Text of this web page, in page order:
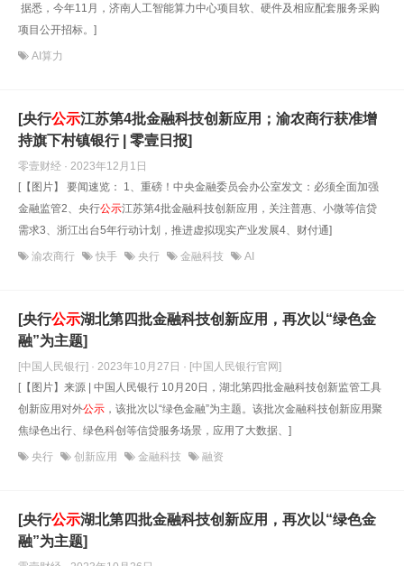
据悉，今年11月，济南人工智能算力中心项目软、硬件及相应配套服务采购
项目公开招标。]
AI算力
[央行公示江苏第4批金融科技创新应用；渝农商行获准增
持旗下村镇银行 | 零壹日报]
零壹财经 · 2023年12月1日
[【图片】 要闻速览： 1、重磅！中央金融委员会办公室发文：必须全面加强
金融监管2、央行公示江苏第4批金融科技创新应用，关注普惠、小微等信贷
需求3、浙江出台5年行动计划，推进虚拟现实产业发展4、财付通]
渝农商行 快手 央行 金融科技 AI
[央行公示湖北第四批金融科技创新应用，再次以“绿色金
融”为主题]
[中国人民银行] · 2023年10月27日 · [中国人民银行官网]
[【图片】来源 | 中国人民银行 10月20日，湖北第四批金融科技创新监管工具
创新应用对外公示 ，该批次以“绿色金融”为主题。该批次金融科技创新应用聚
焦绿色出行、绿色科创等信贷服务场景，应用了大数据、]
央行 创新应用 金融科技 融资
[央行公示湖北第四批金融科技创新应用，再次以“绿色金
融”为主题]